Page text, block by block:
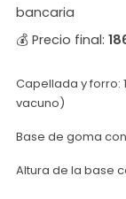
bancaria
💰 Precio final:
Capellada y forro:
vacuno)
Base de goma
Altura de la base